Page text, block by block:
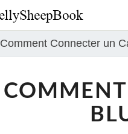
Comment Connecter un